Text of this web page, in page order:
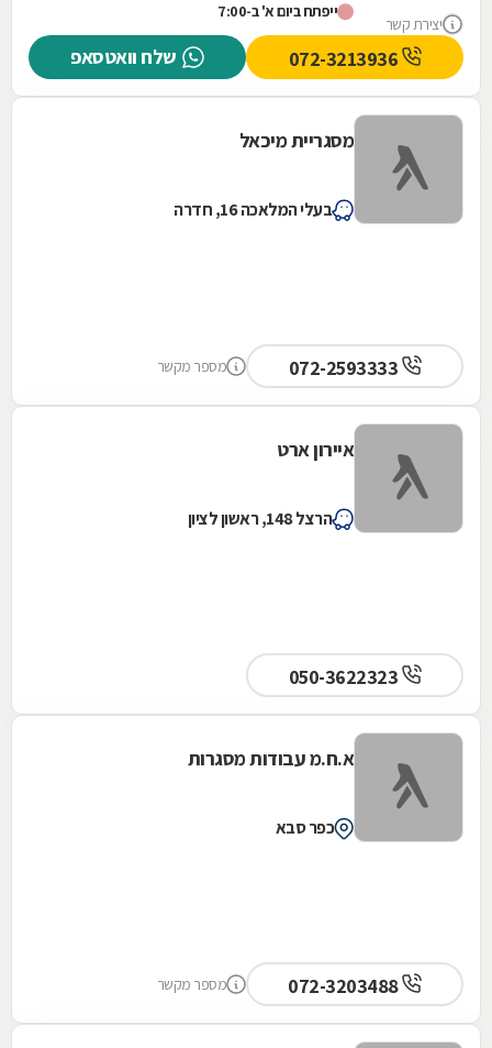
יצירת קשר
מציעים...
ייפתח ביום א' ב-7:00
שלח וואטסאפ
מסגריית מיכאל
בעלי המלאכה 16, חדרה
מספר מקשר
איירון ארט
הרצל 148, ראשון לציון
א.ח.מ עבודות מסגרות
כפר סבא
072-3203488 מספר מקשר